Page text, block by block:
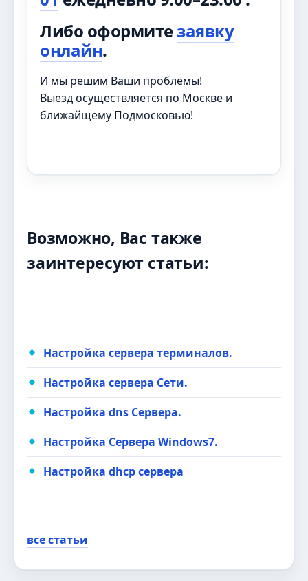
Либо оформитезаявку
онлайн.
И мы решим Ваши проблемы!
Выезд осуществляется по Москве и
ближайщему Подмосковью!
Возможно, Вас также
заинтересуют статьи:
Настройка сервера терминалов.
Настройка сервера Сети.
Настройка dns Сервера.
Настройка Сервера Windows7.
Настройка dhcp сервера
все статьи